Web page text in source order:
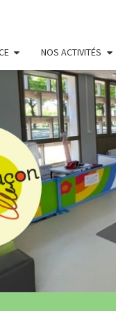
NOS ACTIVITÉS